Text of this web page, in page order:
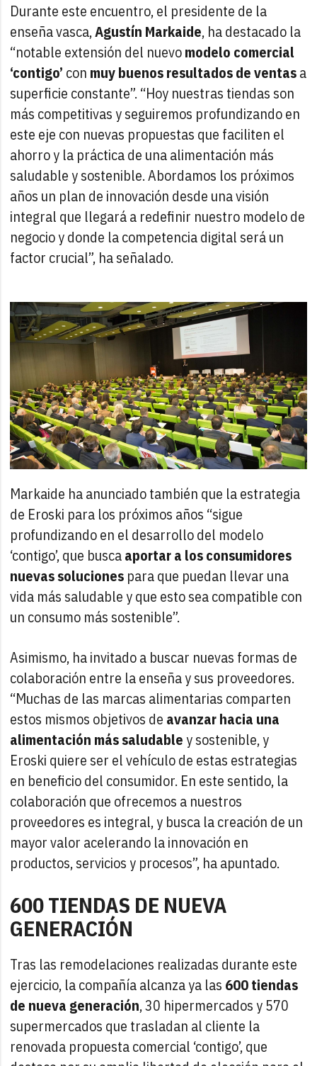
Durante este encuentro, el presidente de la
enseña vasca,Agustín Markaide, ha destacado la
“notable extensión del nuevomodelo comercial
‘contigo’ con muy buenos resultados de ventasa
superficie constante”. “Hoy nuestras tiendas son
más competitivas y seguiremos profundizando en
este eje con nuevas propuestas que faciliten el
ahorro y la práctica de una alimentación más
saludable y sostenible. Abordamos los próximos
años un plan de innovación desde una visión
integral que llegará a redefinir nuestro modelo de
negocio y donde la competencia digital será un
factor crucial”, ha señalado.
Markaide ha anunciado también que la estrategia
de Eroski para los próximos años “sigue
profundizando en el desarrollo del modelo
‘contigo’, que buscaaportar a los consumidores
nuevas soluciones para que puedan llevar una
vida más saludable y que esto sea compatible con
un consumo más sostenible”.
Asimismo, ha invitado a buscar nuevas formas de
colaboración entre la enseña y sus proveedores.
“Muchas de las marcas alimentarias comparten
estos mismos objetivos de avanzar hacia una
alimentación más saludabley sostenible, y
Eroski quiere ser el vehículo de estas estrategias
en beneficio del consumidor. En este sentido, la
colaboración que ofrecemos a nuestros
proveedores es integral, y busca la creación de un
mayor valor acelerando la innovación en
productos, servicios y procesos”, ha apuntado.
600 TIENDAS DE NUEVA
GENERACIÓN
Tras las remodelaciones realizadas durante este
ejercicio, la compañía alcanza ya las 600 tiendas
de nueva generación, 30 hipermercados y 570
supermercados que trasladan al cliente la
renovada propuesta comercial ‘contigo’, que